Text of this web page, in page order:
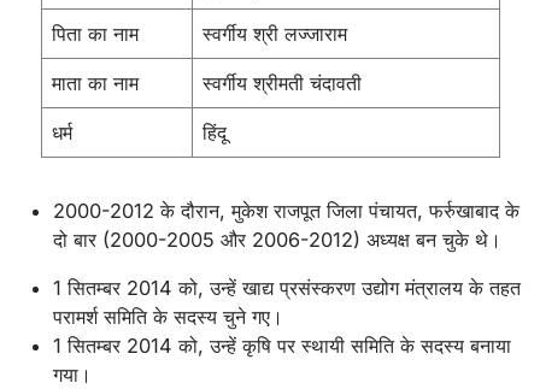
पिता का नाम स्वर्गीय श्री लज्जाराम
माता का नाम स्वर्गीय श्रीमती चंदावती
धर्म हिंदू
2000-2012 के दौरान, मुकेश राजपूत जिला पंचायत, फर्रुखाबाद के
दो बार (2000-2005 और 2006-2012) अध्यक्ष बन चुके थे।
1 सितम्बर 2014 को, उन्हें खाद्य प्रसंस्करण उद्योग मंत्रालय के तहत
परामर्श समिति के सदस्य चुने गए।
1 सितम्बर 2014 को, उन्हें कृषि पर स्थायी समिति के सदस्य बनाया
गया।